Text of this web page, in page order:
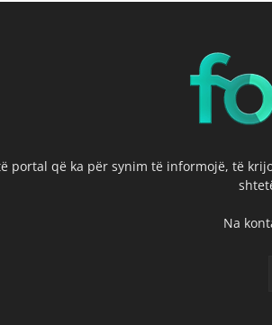
portal që ka për synim të informojë, të
Na